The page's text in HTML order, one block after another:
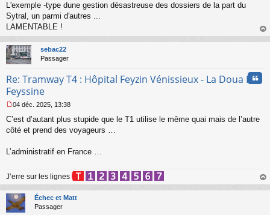
e
s
s
g
e
n
n
u
L'exemple -type dune gestion désastreuse des dossiers de la part du
Sytral, un parmi d'autres ...
LAMENTABLE !
au
sebac22
Passager
Re: Tramway T4 : Hôpital Feyzin Vénissieux - La Doua IUT
Feyssine
e
s
g
n
o
n
l
u
04 déc. 2025, 13:38
C’est d’autant plus stupide que le T1 utilise le même quai mais de l’autre
côté et prend des voyageurs …
L’administratif en France …
J’erre sur les lignes
au
Échec et Matt
Passager